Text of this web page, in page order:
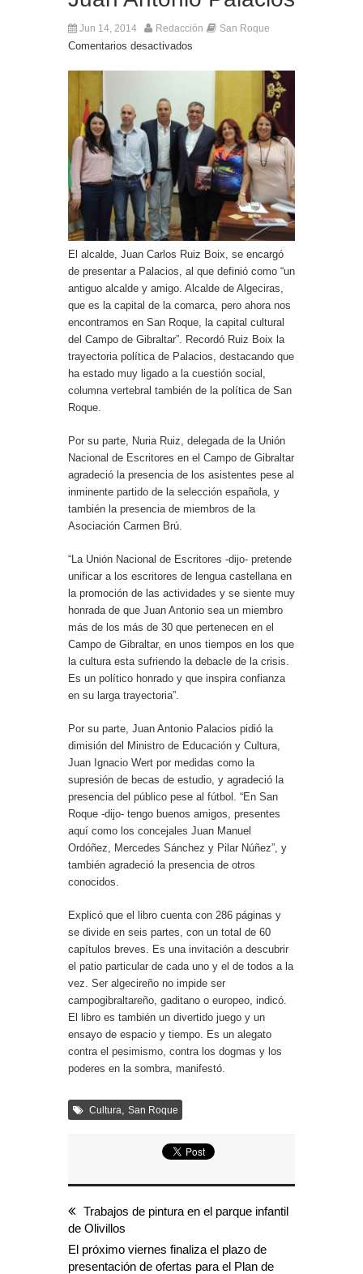
Jun 14, 2014 Redacción San Roque
Comentarios desactivados
El alcalde, Juan Carlos Ruiz Boix, se encargó
de presentar a Palacios, al que definió como “un
antiguo alcalde y amigo. Alcalde de Algeciras,
que es la capital de la comarca, pero ahora nos
encontramos en San Roque, la capital cultural
del Campo de Gibraltar”. Recordó Ruiz Boix la
trayectoria política de Palacios, destacando que
ha estado muy ligado a la cuestión social,
columna vertebral también de la política de San
Roque.
Por su parte, Nuria Ruiz, delegada de la Unión
Nacional de Escritores en el Campo de Gibraltar
agradeció la presencia de los asistentes pese al
inminente partido de la selección española, y
también la presencia de miembros de la
Asociación Carmen Brú.
“La Unión Nacional de Escritores -dijo- pretende
unificar a los escritores de lengua castellana en
la promoción de las actividades y se siente muy
honrada de que Juan Antonio sea un miembro
más de los más de 30 que pertenecen en el
Campo de Gibraltar, en unos tiempos en los que
la cultura esta sufriendo la debacle de la crisis.
Es un político honrado y que inspira confianza
en su larga trayectoria”.
Por su parte, Juan Antonio Palacios pidió la
dimisión del Ministro de Educación y Cultura,
Juan Ignacio Wert por medidas como la
supresión de becas de estudio, y agradeció la
presencia del público pese al fútbol. “En San
Roque -dijo- tengo buenos amigos, presentes
aquí como los concejales Juan Manuel
Ordóñez, Mercedes Sánchez y Pilar Núñez”, y
también agradeció la presencia de otros
conocidos.
Explicó que el libro cuenta con 286 páginas y
se divide en seis partes, con un total de 60
capítulos breves. Es una invitación a descubrir
el patio particular de cada uno y el de todos a la
vez. Ser algecireño no impide ser
campogibraltareño, gaditano o europeo, indicó.
El libro es también un divertido juego y un
ensayo de espacio y tiempo. Es un alegato
contra el pesimismo, contra los dogmas y los
poderes en la sombra, manifestó.
Cultura, San Roque
Trabajos de pintura en el parque infantil
de Olivillos
El próximo viernes finaliza el plazo de
presentación de ofertas para el Plan de